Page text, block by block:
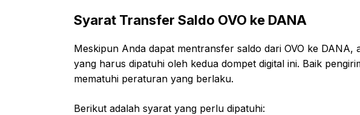
Syarat Transfer Saldo OVO ke DANA
Meskipun Anda dapat mentransfer saldo dari OVO ke DANA,
yang harus dipatuhi oleh kedua dompet digital ini. Baik
mematuhi peraturan yang berlaku.
Berikut adalah syarat yang perlu dipatuhi: